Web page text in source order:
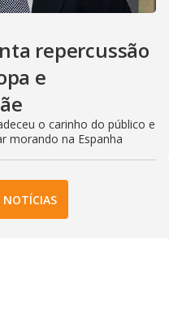
repercussão
e
o carinho do público e
morando na Espanha
NOTÍCIAS